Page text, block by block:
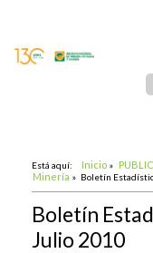
Está aquí: Inicio »
Minería » Boletín
Boletín
Julio 2010